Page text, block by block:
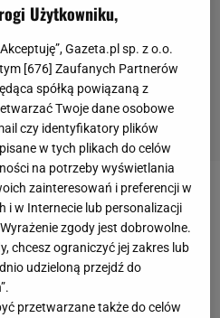
w Raszynie od sierpnia
do klubu z piątejligi
hit i prawdziwa bomba. - To
zespołu, a
piłkarza z pewnością
Użytkowniku,
Gazeta.pl sp. z o.o.
[676] Zaufanych Partnerów
spółką powiązaną z
Twoje dane osobowe
czy identyfikatory plików
w tych plikach do celów
na potrzeby wyświetlania
zainteresowań i preferencji w
i w Internecie lub personalizacji
zgody jest dobrowolne.
chcesz ograniczyć jej zakres lub
udzieloną przejdź do
przetwarzane także do celów